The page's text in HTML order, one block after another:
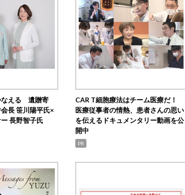
なえる 遺贈寄
長 笹川陽平氏×
長野智子氏
CAR T細胞療法はチーム医療だ！
医療従事者の情熱、患者さんの思い
を伝えるドキュメンタリー動画を公
開中
PR